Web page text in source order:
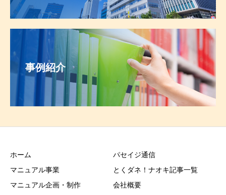
事例紹介
ホーム
マニュアル事業
マニュアル企画・制作
パセイジ通信
とくダネ！ナオキ記事一覧
会社概要